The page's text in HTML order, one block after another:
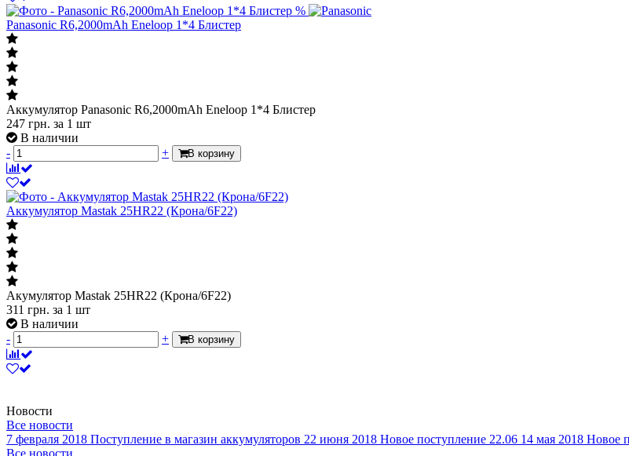
%
Panasonic R6,2000mAh Eneloop 1*4 Блистер
Аккумулятор Panasonic R6,2000mAh Eneloop 1*4 Блистер
247 грн. за 1 шт
В наличии
-
+ В корзину
Аккумулятор Mastak 25HR22 (Крона/6F22)
Акумулятор Mastak 25HR22 (Крона/6F22)
311 грн. за 1 шт
В наличии
-
+ В корзину
Новости
Все новости
7 февраля 2018 Поступление в магазин аккумуляторов 22 июня 2018 Новое поступление 22.06 14 мая 2018 Новое
Все новости